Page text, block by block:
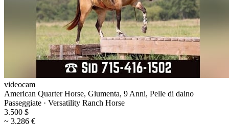
videocam
American Quarter Horse, Giumenta, 9 Anni, Pelle di daino
Passeggiate · Versatility Ranch Horse
3.500 $
~ 3.286 €